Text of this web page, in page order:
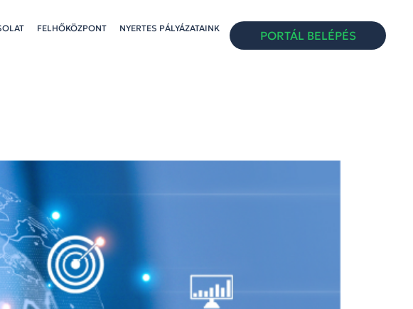
FELHŐKÖZPONT NYERTES PÁLYÁZATAINK
PORTÁL BELÉPÉS